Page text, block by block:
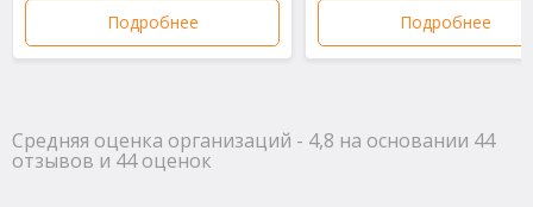
Полезный отзыв? Да
Парная в Сауна 85 отличная, жару держит как надо. С
друзьями посидели душевно, после финской сауны в
Подробнее Подробнее
Средняя оценка организаций - 4,8 на основании 44
отзывов и 44 оценок